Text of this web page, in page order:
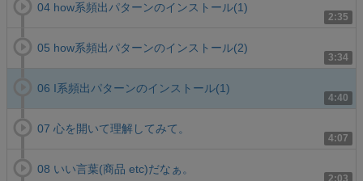
2:35
04 how系頻出パターンのインストール(1)
3:34
05 how系頻出パターンのインストール(2)
4:40
06 I系頻出パターンのインストール(1)
4:07
07 心を開いて理解してみて。
2:03
08 いい言葉(商品 etc)だなぁ。